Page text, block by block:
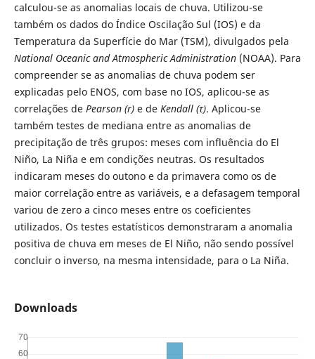
calculou-se as anomalias locais de chuva. Utilizou-se
também os dados do Índice Oscilação Sul (IOS) e da
Temperatura da Superfície do Mar (TSM), divulgados pela
National Oceanic and Atmospheric Administration(NOAA). Para
compreender se as anomalias de chuva podem ser
explicadas pelo ENOS, com base no IOS, aplicou-se as
correlações de Pearson (r)e de Kendall (τ). Aplicou-se
também testes de mediana entre as anomalias de
precipitação de três grupos: meses com influência do El
Niño, La Niña e em condições neutras. Os resultados
indicaram meses do outono e da primavera como os de
maior correlação entre as variáveis, e a defasagem temporal
variou de zero a cinco meses entre os coeficientes
utilizados. Os testes estatísticos demonstraram a anomalia
positiva de chuva em meses de El Niño, não sendo possível
concluir o inverso, na mesma intensidade, para o La Niña.
Downloads